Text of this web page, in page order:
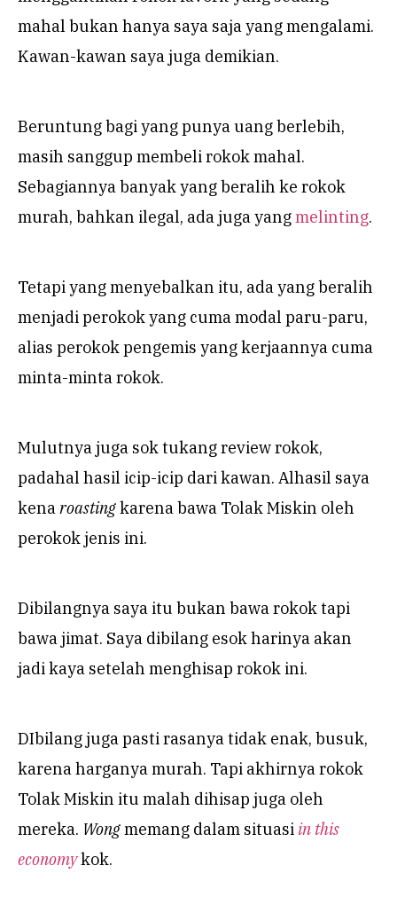
mahal bukan hanya saya saja yang mengalami.
Kawan-kawan saya juga demikian.
Beruntung bagi yang punya uang berlebih,
masih sanggup membeli rokok mahal.
Sebagiannya banyak yang beralih ke rokok
murah, bahkan ilegal, ada juga yangmelinting.
Tetapi yang menyebalkan itu, ada yang beralih
menjadi perokok yang cuma modal paru-paru,
alias perokok pengemis yang kerjaannya cuma
minta-minta rokok.
Mulutnya juga sok tukang review rokok,
padahal hasil icip-icip dari kawan. Alhasil saya
kenaroastingkarena bawa Tolak Miskin oleh
perokok jenis ini.
Dibilangnya saya itu bukan bawa rokok tapi
bawa jimat. Saya dibilang esok harinya akan
jadi kaya setelah menghisap rokok ini.
DIbilang juga pasti rasanya tidak enak, busuk,
karena harganya murah. Tapi akhirnya rokok
Tolak Miskin itu malah dihisap juga oleh
mereka. Wongmemang dalam situasi in this
economykok.